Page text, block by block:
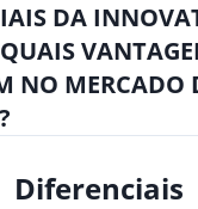
DA
NO MERCADO
Diferenciais